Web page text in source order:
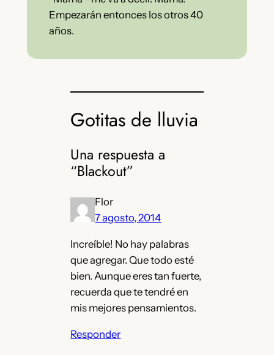
Empezarán entonces los otros 40
años.
Gotitas de lluvia
Una respuesta a
“Blackout”
Flor
7 agosto, 2014
Increíble! No hay palabras
que agregar. Que todo esté
bien. Aunque eres tan fuerte,
recuerda que te tendré en
mis mejores pensamientos.
Responder